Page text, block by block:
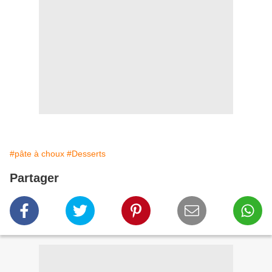
#pâte à choux #Desserts
Partager